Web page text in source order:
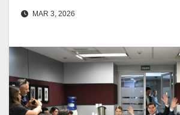
MAR 3, 2026